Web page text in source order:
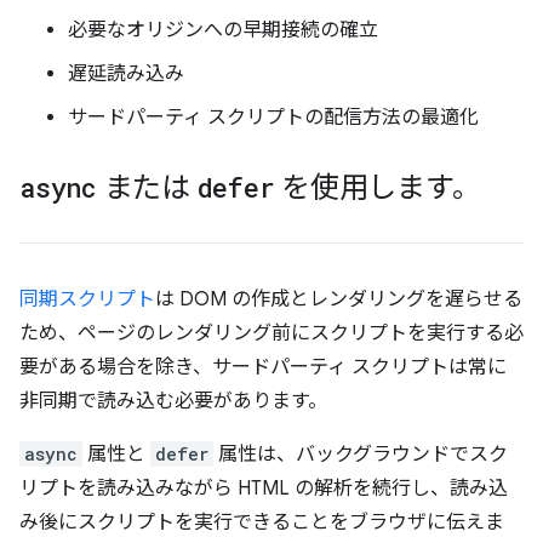
必要なオリジンへの早期接続の確立
遅延読み込み
サードパーティ スクリプトの配信方法の最適化
async または defer を使用します。
同期スクリプトは DOM の作成とレンダリングを遅らせる
ため、ページのレンダリング前にスクリプトを実行する必
要がある場合を除き、サードパーティ スクリプトは常に
非同期で読み込む必要があります。
async 属性と defer 属性は、バックグラウンドでスク
リプトを読み込みながら HTML の解析を続行し、読み込
み後にスクリプトを実行できることをブラウザに伝えま